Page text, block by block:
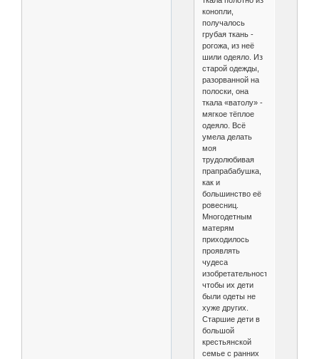
конопли,
получалось
грубая ткань -
рогожа, из неё
шили одеяло. Из
старой одежды,
разорванной на
полоски, она
ткала «ватолу» -
мягкое тёплое
одеяло. Всё
умела делать
моя
трудолюбивая
прапрабабушка,
как и
большинство её
ровесниц.
Многодетным
матерям
приходилось
проявлять
чудеса
изобретательности,
чтобы их дети
были одеты не
хуже других.
Старшие дети в
большой
крестьянской
семье с ранних